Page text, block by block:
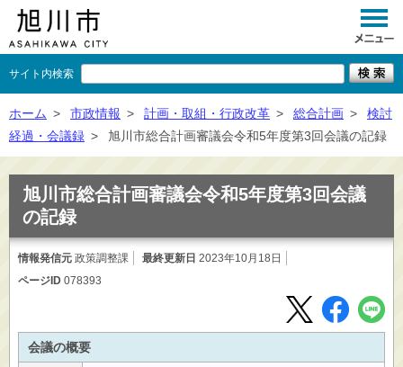
サイト内検索
くらし
観光
施設一覧
×閉じる
ホーム > 市政情報 > 計画・取組・行政改革 > 総合計画 >
検討
経過・会議録 > 旭川市総合計画審議会令和5年度第3回会議の記録
旭川市総合計画審議会令和5年度第3回会議
の記録
情報発信元 政策調整課 最終更新日 2023年10月18日
ページID 078393
会議の概要